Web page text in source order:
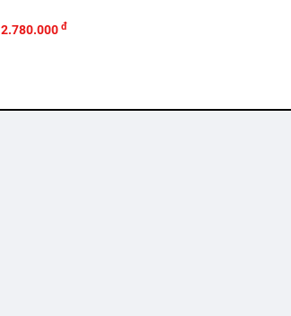
2.780.000 đ